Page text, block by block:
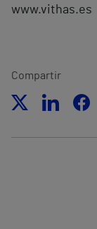
www.vithas.es
Compartir